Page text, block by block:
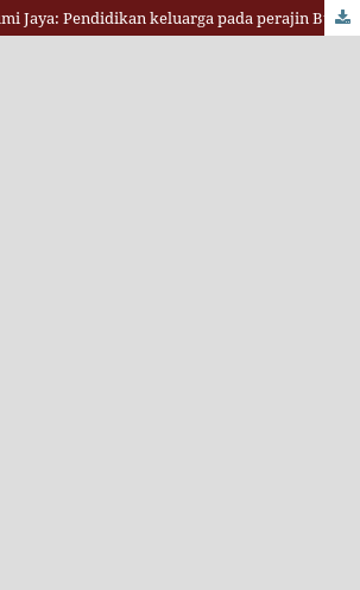
Kriya gerabah Bumi Jaya: Pendidikan keluarga pada perajin Bumi Jaya